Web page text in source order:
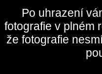
Po uhrazení
fotografie v plném
že fotografie